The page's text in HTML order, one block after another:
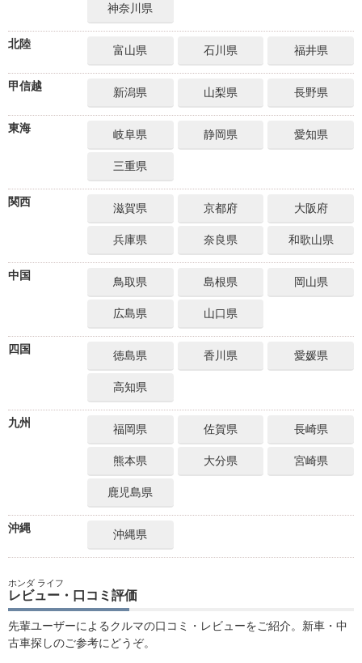
神奈川県
北陸 富山県 石川県 福井県
甲信越 新潟県 山梨県 長野県
東海 岐阜県 静岡県 愛知県
三重県
関西 滋賀県 京都府 大阪府
兵庫県 奈良県 和歌山県
中国 鳥取県 島根県 岡山県
広島県 山口県
四国 徳島県 香川県 愛媛県
高知県
九州 福岡県 佐賀県 長崎県
熊本県 大分県 宮崎県
鹿児島県
沖縄 沖縄県
ホンダ ライフ
レビュー・口コミ評価
先輩ユーザーによるクルマの口コミ・レビューをご紹介。新車・中
古車探しのご参考にどうぞ。